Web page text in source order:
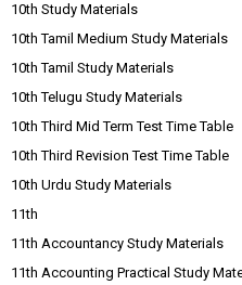
10th Study Materials
10th Tamil Medium Study Materials
10th Tamil Study Materials
10th Telugu Study Materials
10th Third Mid Term Test Time Table
10th Third Revision Test Time Table
10th Urdu Study Materials
11th
11th Accountancy Study Materials
11th Accounting Practical Study